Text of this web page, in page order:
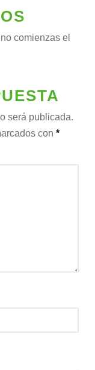
comienzas el
será publicada.
con *